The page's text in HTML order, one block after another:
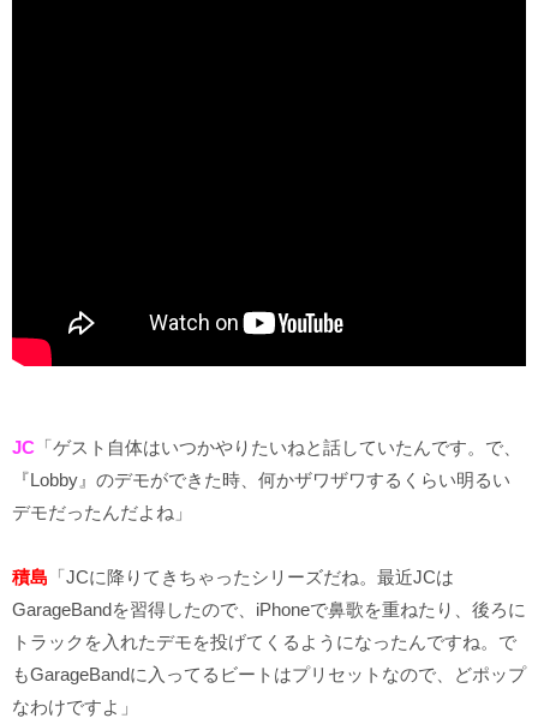
JC 「ゲスト自体はいつかやりたいねと話していたんです。で、
『Lobby』のデモができた時、何かザワザワするくらい明るい
デモだったんだよね」
積島 「JCに降りてきちゃったシリーズだね。最近JCは
GarageBandを習得したので、iPhoneで鼻歌を重ねたり、後ろに
トラックを入れたデモを投げてくるようになったんですね。で
もGarageBandに入ってるビートはプリセットなので、どポップ
なわけですよ」